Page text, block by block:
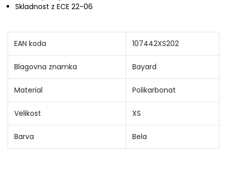
Skladnost z ECE 22-06
EAN koda 107442XS202
Blagovna znamka Bayard
Material Polikarbonat
Velikost XS
Barva Bela